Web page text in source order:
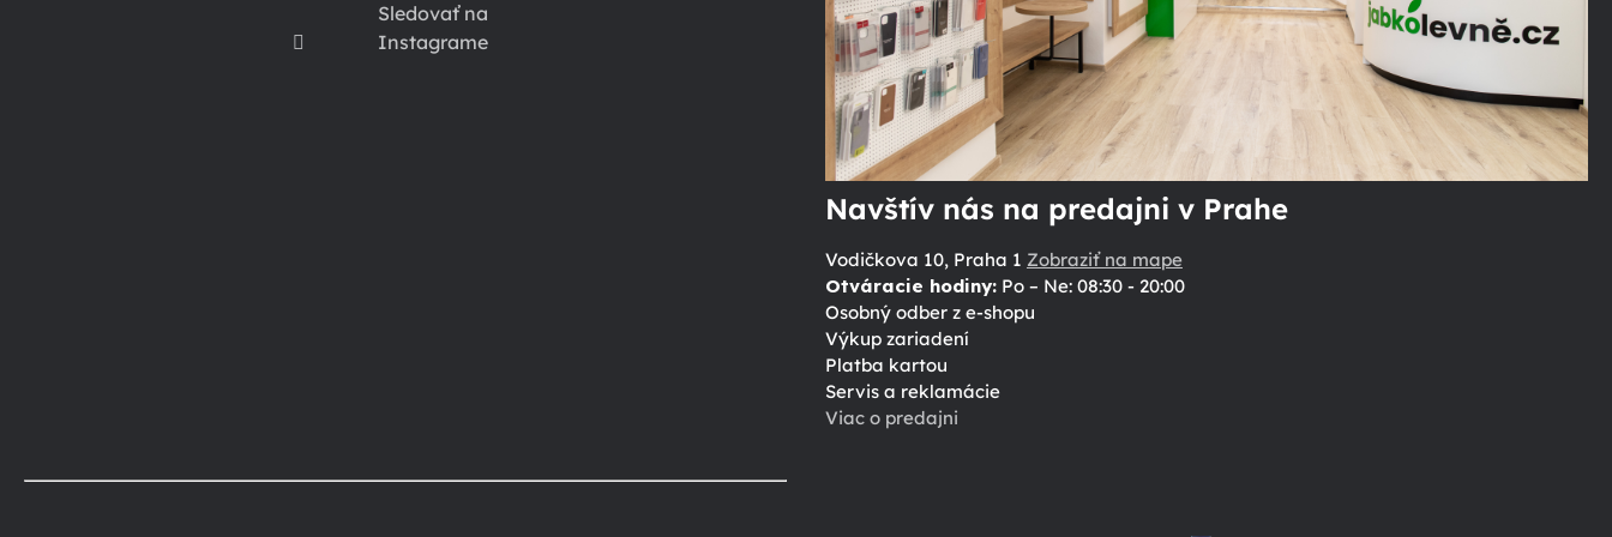
Sledovať na
Instagrame
Navštív nás na predajni v Prahe
Vodičkova 10, Praha 1 Zobraziť na mape
Otváracie hodiny:Po – Ne: 08:30 - 20:00
Osobný odber z e-shopu
Výkup zariadení
Platba kartou
Servis a reklamácie
Viac o predajni